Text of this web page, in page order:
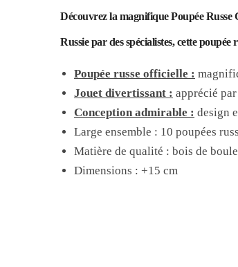
Découvrez la magnifique Poupée Russe
Russie par des spécialistes, cette
Poupée russe officielle :
Jouet divertissant : apprécié
Conception admirable : design
Large ensemble : 10 poupées
Matière de qualité : bois de
Dimensions : +15 cm